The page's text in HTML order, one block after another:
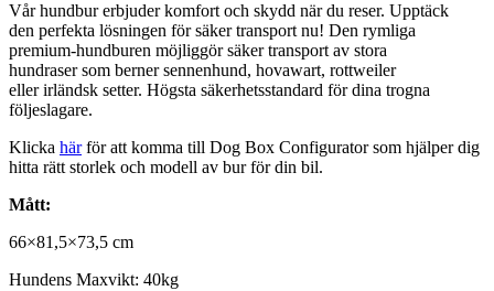
Vårhundburerbjuder komfort och skydd när du reser. Upptäck
den perfekta lösningen för säkertransport nu! Den rymliga
premium-hundburen möjliggör säkertransport av stora
hundrasersom berner sennenhund, hovawart, rottweiler
ellerirländsk setter. Högsta säkerhetsstandard för dina trogna
följeslagare.
Klicka härför att komma till Dog Box Configurator som hjälper dig
hitta rätt storlek och modell av bur för din bil.
Mått:
66×81,5×73,5 cm
Hundens Maxvikt: 40kg